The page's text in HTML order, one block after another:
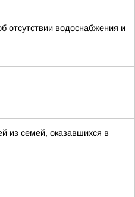
отсутствии водоснабжения и
из семей, оказавшихся в